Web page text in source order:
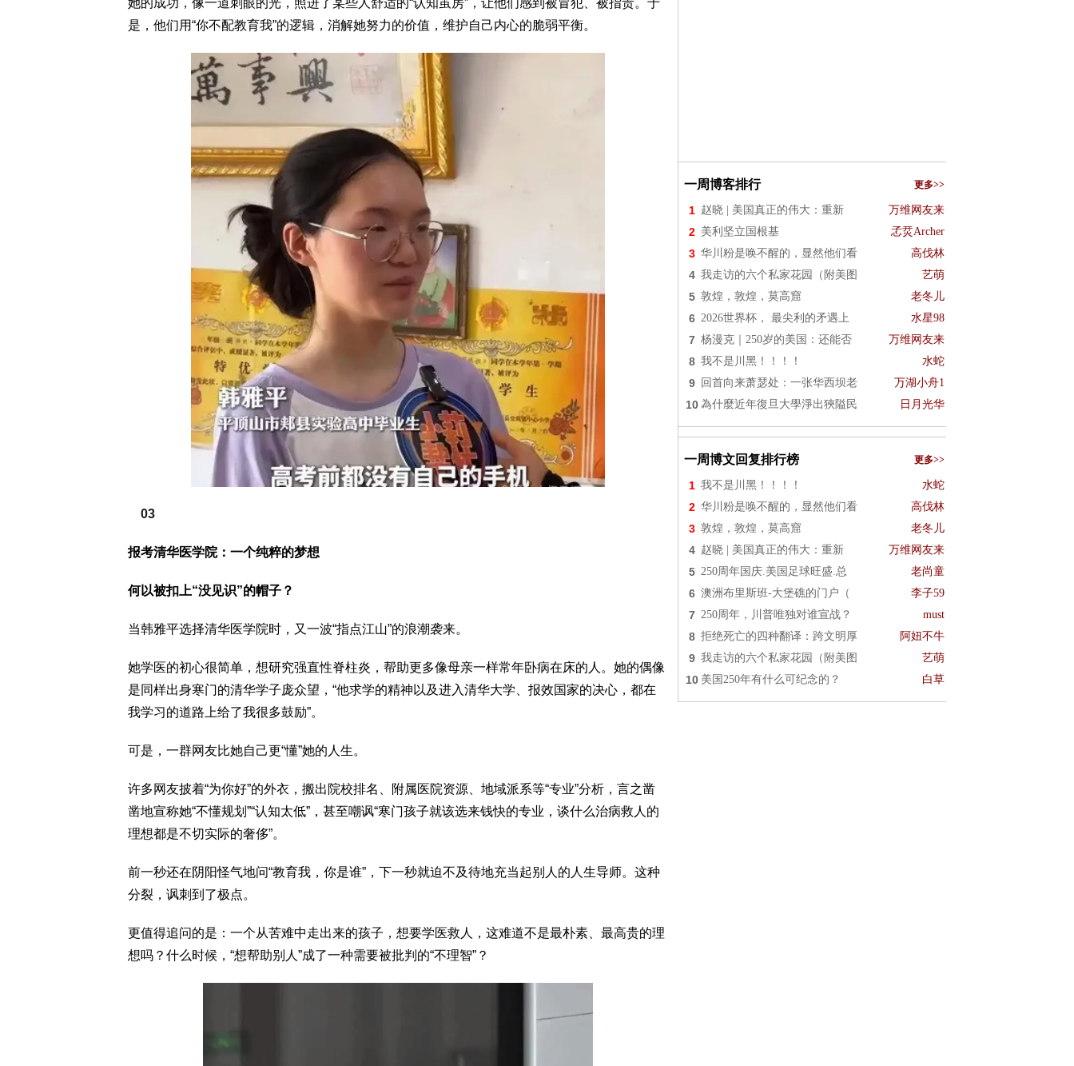
她的成功，像一道刺眼的光，照进了某些人舒适的“认知茧房”，让他们感到被冒犯、被指责。于
是，他们用“你不配教育我”的逻辑，消解她努力的价值，维护自己内心的脆弱平衡。
03
报考清华医学院：一个纯粹的梦想
何以被扣上“没见识”的帽子？
当韩雅平选择清华医学院时，又一波“指点江山”的浪潮袭来。
她学医的初心很简单，想研究强直性脊柱炎，帮助更多像母亲一样常年卧病在床的人。她的偶像
是同样出身寒门的清华学子庞众望，“他求学的精神以及进入清华大学、报效国家的决心，都在
我学习的道路上给了我很多鼓励”。
可是，一群网友比她自己更“懂”她的人生。
许多网友披着“为你好”的外衣，搬出院校排名、附属医院资源、地域派系等“专业”分析，言之凿
凿地宣称她“不懂规划”“认知太低”，甚至嘲讽“寒门孩子就该选来钱快的专业，谈什么治病救人的
理想都是不切实际的奢侈”。
前一秒还在阴阳怪气地问“教育我，你是谁”，下一秒就迫不及待地充当起别人的人生导师。这种
分裂，讽刺到了极点。
更值得追问的是：一个从苦难中走出来的孩子，想要学医救人，这难道不是最朴素、最高贵的理
想吗？什么时候，“想帮助别人”成了一种需要被批判的“不理智”？
一周博客排行 更多>>
1 赵晓 | 美国真正的伟大：重新 万维网友来
2 美利坚立国根基 孞烎Archer
3 华川粉是唤不醒的，显然他们看 高伐林
4 我走访的六个私家花园（附美图 艺萌
5 敦煌，敦煌，莫高窟 老冬儿
6 2026世界杯， 最尖利的矛遇上 水星98
7 杨漫克｜250岁的美国：还能否 万维网友来
8 我不是川黑！！！！ 水蛇
9 回首向来萧瑟处：一张华西坝老 万湖小舟1
10 為什麼近年復旦大學淨出狹隘民 日月光华
一周博文回复排行榜 更多>>
1 我不是川黑！！！！ 水蛇
2 华川粉是唤不醒的，显然他们看 高伐林
3 敦煌，敦煌，莫高窟 老冬儿
4 赵晓 | 美国真正的伟大：重新 万维网友来
5 250周年国庆.美国足球旺盛.总 老尚童
6 澳洲布里斯班-大堡礁的门户（ 李子59
7 250周年，川普唯独对谁宣战？ must
8 拒绝死亡的四种翻译：跨文明厚 阿妞不牛
9 我走访的六个私家花园（附美图 艺萌
10 美国250年有什么可纪念的？ 白草